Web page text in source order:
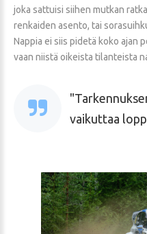
joka sattuisi siihen mutkan
renkaiden asento, tai
Nappia ei siis pidetä koko ajan
vaan niistä oikeista tilanteista
vaikuttaa